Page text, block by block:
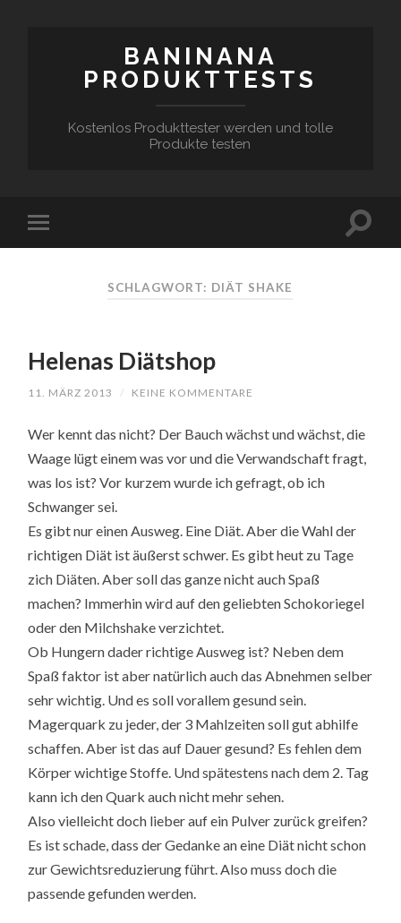
BANINANA
PRODUKTTESTS
Kostenlos Produkttester werden und tolle
Produkte testen
SCHLAGWORT: DIÄT SHAKE
Helenas Diätshop
11. MÄRZ 2013 / KEINE KOMMENTARE
Wer kennt das nicht? Der Bauch wächst und wächst, die
Waage lügt einem was vor und die Verwandschaft fragt,
was los ist? Vor kurzem wurde ich gefragt, ob ich
Schwanger sei.
Es gibt nur einen Ausweg. Eine Diät. Aber die Wahl der
richtigen Diät ist äußerst schwer. Es gibt heut zu Tage
zich Diäten. Aber soll das ganze nicht auch Spaß
machen? Immerhin wird auf den geliebten Schokoriegel
oder den Milchshake verzichtet.
Ob Hungern dader richtige Ausweg ist? Neben dem
Spaß faktor ist aber natürlich auch das Abnehmen selber
sehr wichtig. Und es soll vorallem gesund sein.
Magerquark zu jeder, der 3 Mahlzeiten soll gut abhilfe
schaffen. Aber ist das auf Dauer gesund? Es fehlen dem
Körper wichtige Stoffe. Und spätestens nach dem 2. Tag
kann ich den Quark auch nicht mehr sehen.
Also vielleicht doch lieber auf ein Pulver zurück greifen?
Es ist schade, dass der Gedanke an eine Diät nicht schon
zur Gewichtsreduzierung führt. Also muss doch die
passende gefunden werden.